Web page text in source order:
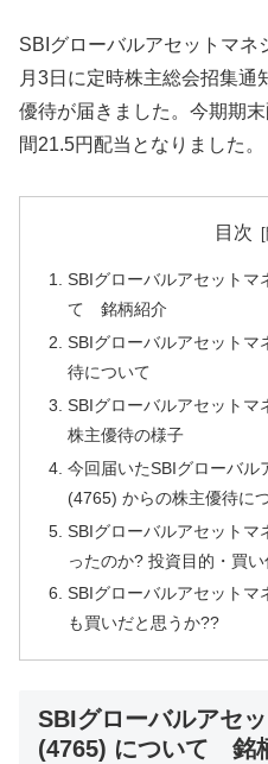
SBIグローバルアセットマネ
月3日に定時株主総会招集通
優待が届きました。今期期
間21.5円配当となりました。
目次
SBIグローバルアセット
て 銘柄紹介
SBIグローバルアセット
待について
SBIグローバルアセット
株主優待の様子
今回届いたSBIグローバル
(4765) からの株主優待に
SBIグローバルアセット
ったのか? 投資目的・買
SBIグローバルアセット
も買いだと思うか??
SBIグローバルアセ
(4765) について 銘